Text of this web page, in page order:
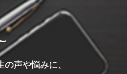
声や悩みに、